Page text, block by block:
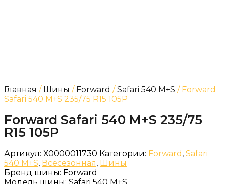
Главная / Шины / Forward /Safari 540 M+S / Forward
Safari 540 M+S 235/75 R15 105P
Forward Safari 540 M+S 235/75
R15 105P
Артикул: Х0000011730 Категории: Forward , Safari
540 M+S, Всесезонная, Шины
Бренд шины: Forward